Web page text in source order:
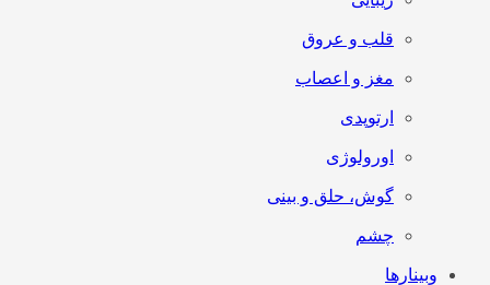
قلب و عروق
مغز و اعصاب
ارتوپدی
اورولوژی
گوش، حلق و بینی
چشم
وبینارها